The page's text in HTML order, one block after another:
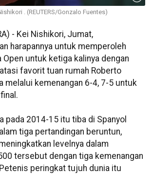
. (REUTERS/Gonzalo Fuentes)
- Kei Nishikori, Jumat,
harapannya untuk memperoleh
Open untuk ketiga kalinya dengan
favorit tuan rumah Roberto
melalui kemenangan 6-4, 7-5 untuk
pada 2014-15 itu tiba di Spanyol
tiga pertandingan beruntun,
levelnya dalam
tersebut dengan tiga kemenangan
peringkat tujuh dunia itu